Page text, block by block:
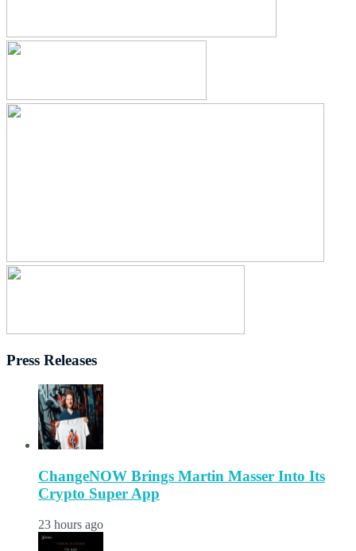
Press Releases
ChangeNOW Brings Martin Masser Into Its
Crypto Super App
23 hours ago